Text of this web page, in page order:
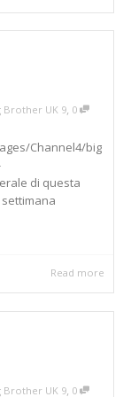
Brother UK 9, 0
Channel4/big
di questa
Read more
Brother UK 9, 0